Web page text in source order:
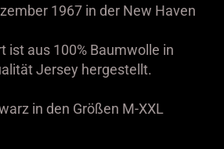
1967 in der New Haven
ist aus 100% Baumwolle in
Jersey hergestellt.
in den Größen M-XXL